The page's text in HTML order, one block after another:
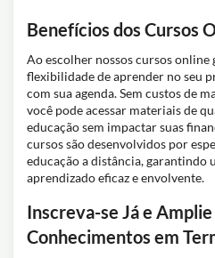
Benefícios dos Cursos
Ao escolher nossos cursos online
flexibilidade de aprender no seu
com sua agenda. Sem custos de
você pode acessar materiais de
educação sem impactar suas
cursos são desenvolvidos por
educação a distância, garantindo
aprendizado eficaz e envolvente.
Inscreva-se Já e Amplie
Conhecimentos em